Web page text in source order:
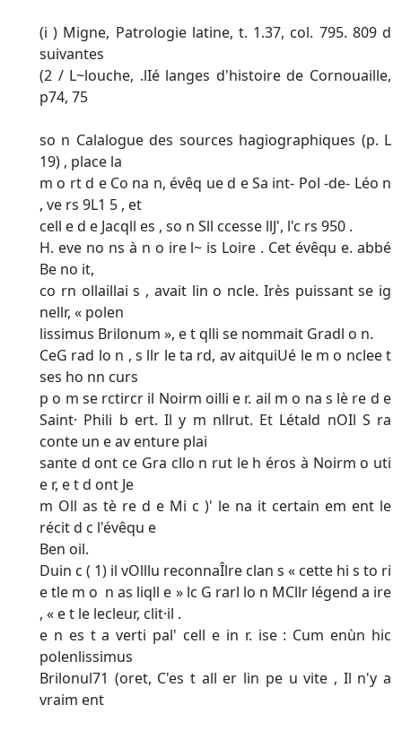
(i ) Migne, Patrologie latine, t. 1.37, col. 795. 809 d
suivantes
(2 / L~louche, .lIé langes d'histoire de Cornouaille,
p74, 75
so n Calalogue des sources hagiographiques (p. L
19) , place la
m o rt d e Co na n, évêq ue d e Sa int- Pol -de- Léo n
, ve rs 9L1 5 , et
cell e d e Jacqll es , so n Sll ccesse llJ', l'c rs 950 .
H. eve no ns à n o ire l~ is Loire . Cet évêqu e. abbé
Be no it,
co rn ollaillai s , avait lin o ncle. Irès puissant se ig
nellr, « polen­
lissimus Brilonum », e t qlli se nommait Gradl o n.
CeG rad lo n , s llr le ta rd, av aitquiUé le m o nclee t
ses ho nn curs
p o m se rctircr il Noirm oilli e r. ail m o na s lè re d e
Saint· Phili­ b ert. Il y m nllrut. Et Létald nOIl S ra
conte un e av enture plai­
sante d ont ce Gra cllo n rut le h éros à Noirm o uti
e r, e t d ont Je
m Oll as tè re d e Mi c )' le na it certain em ent le
récit d c l'évêqu e
Ben oil.
Duin c ( 1) il vOlllu reconnaÎlre clan s « cette hi s to ri
e tle m o ­ n as liqll e » lc G rarl lo n MCllr légend a ire
, « e t le lecleur, clit·il .
e n es t a verti pal' cell e in r. ise : Cum enùn hic
polenlissimus
Brilonul71 (oret, C'es t all er lin pe u vite , Il n'y a
vraim ent